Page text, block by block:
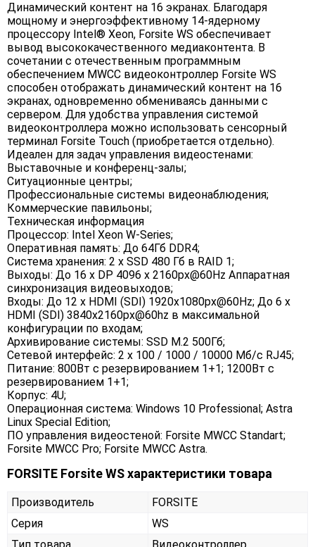
Динамический контент на 16 экранах. Благодаря
мощному и энергоэффективному 14-ядерному
процессору Intel® Xeon, Forsite WS обеспечивает
вывод высококачественного медиаконтента. В
сочетании с отечественным программным
обеспечением MWCC видеоконтроллер Forsite WS
способен отображать динамический контент на 16
экранах, одновременно обмениваясь данными с
сервером. Для удобства управления системой
видеоконтроллера можно использовать сенсорный
терминал Forsite Touch (приобретается отдельно).
Идеален для задач управления видеостенами:
Выставочные и конференц-залы;
Ситуационные центры;
Профессиональные системы видеонаблюдения;
Коммерческие павильоны;
Техническая информация
Процессор: Intel Xeon W-Series;
Оперативная память: До 64Гб DDR4;
Система хранения: 2 x SSD 480 Гб в RAID 1;
Выходы: До 16 x DP 4096 x 2160px@60Hz Аппаратная
синхронизация видеовыходов;
Входы: До 12 x HDMI (SDI) 1920x1080px@60Hz; До 6 x
HDMI (SDI) 3840x2160px@60hz в максимальной
конфигурации по входам;
Архивирование системы: SSD M.2 500Гб;
Сетевой интерфейс: 2 x 100 / 1000 / 10000 Мб/с RJ45;
Питание: 800Вт с резервированием 1+1; 1200Вт с
резервированием 1+1;
Корпус: 4U;
Операционная система: Windows 10 Professional; Astra
Linux Special Edition;
ПО управления видеостеной: Forsite MWCC Standart;
Forsite MWCC Pro; Forsite MWCC Astra.
FORSITE Forsite WS характеристики товара
Производитель
FORSITE
Серия
WS